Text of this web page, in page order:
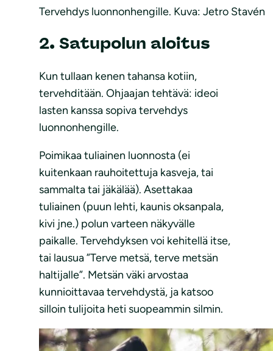
Tervehdys luonnonhengille. Kuva: Jetro Stavén
2. Satupolun aloitus
Kun tullaan kenen tahansa kotiin,
tervehditään. Ohjaajan tehtävä: ideoi
lasten kanssa sopiva tervehdys
luonnonhengille.
Poimikaa tuliainen luonnosta (ei
kuitenkaan rauhoitettuja kasveja, tai
sammalta tai jäkälää). Asettakaa
tuliainen (puun lehti, kaunis oksanpala,
kivi jne.) polun varteen näkyvälle
paikalle. Tervehdyksen voi kehitellä itse,
tai lausua ”Terve metsä, terve metsän
haltijalle”. Metsän väki arvostaa
kunnioittavaa tervehdystä, ja katsoo
silloin tulijoita heti suopeammin silmin.